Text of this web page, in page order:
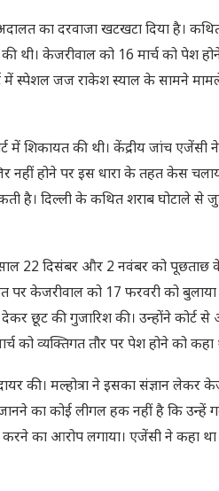
का दरवाजा खटखटा दिया है।
केजरीवाल को 16 मार्च को पेश
में स्पेशल जज राकेश स्याल के सामने
में शिकायत की थी। केंद्रीय जांच
होने पर इस धारा के तहत केस
है। दिल्ली के कथित शराब घोटाले से
22 दिसंबर और 2 नवंबर को पूछताछ
पर केजरीवाल को 17 फरवरी को
छूट की गुजारिश की। उन्होंने कोर्ट
को व्यक्तिगत तौर पर पेश होने को कहा
की। मल्होत्रा ने इसका संज्ञान लेकर
का कोई लीगल हक नहीं है कि उन्हें
का आरोप लगाया। एजेंसी ने कहा